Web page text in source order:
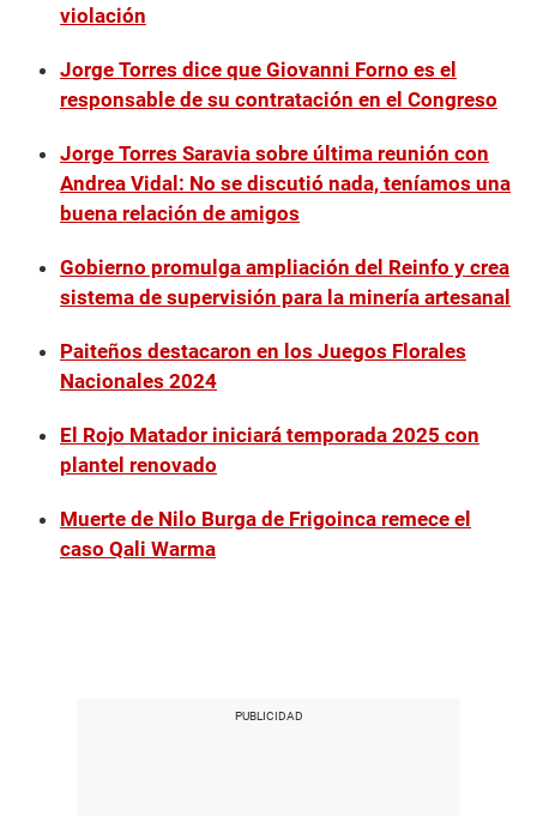
violación
Jorge Torres dice que Giovanni Forno es el
responsable de su contratación en el Congreso
Jorge Torres Saravia sobre última reunión con
Andrea Vidal: No se discutió nada, teníamos una
buena relación de amigos
Gobierno promulga ampliación del Reinfo y crea
sistema de supervisión para la minería artesanal
Paiteños destacaron en los Juegos Florales
Nacionales 2024
El Rojo Matador iniciará temporada 2025 con
plantel renovado
Muerte de Nilo Burga de Frigoinca remece el
caso Qali Warma